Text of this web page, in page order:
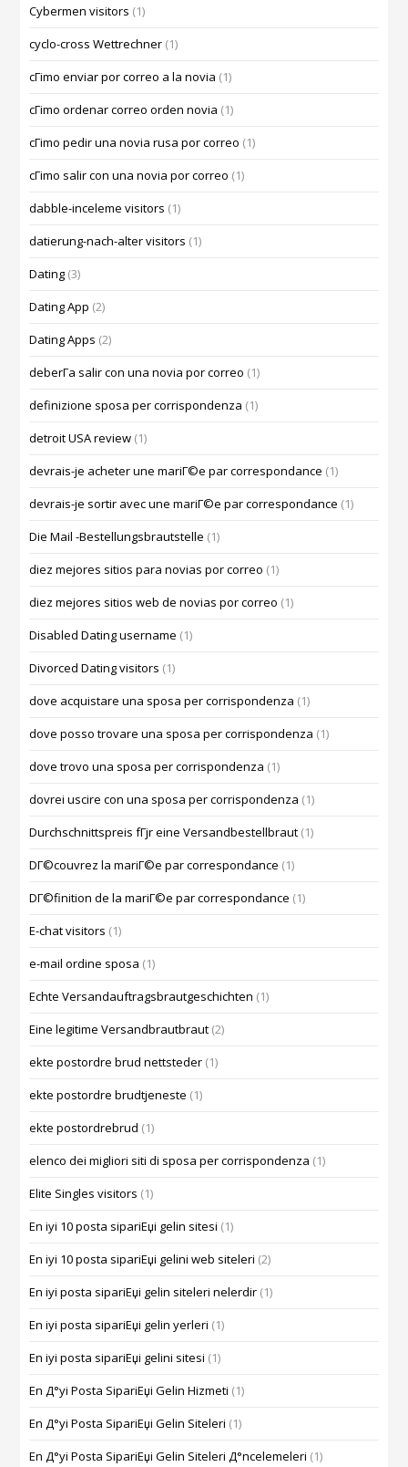
Cybermen visitors (1)
cyclo-cross Wettrechner (1)
cГіmo enviar por correo a la novia (1)
cГіmo ordenar correo orden novia (1)
cГіmo pedir una novia rusa por correo (1)
cГіmo salir con una novia por correo (1)
dabble-inceleme visitors (1)
datierung-nach-alter visitors (1)
Dating (3)
Dating App (2)
Dating Apps (2)
deberГ­a salir con una novia por correo (1)
definizione sposa per corrispondenza (1)
detroit USA review (1)
devrais-je acheter une mariГ©e par correspondance (1)
devrais-je sortir avec une mariГ©e par correspondance (1)
Die Mail -Bestellungsbrautstelle (1)
diez mejores sitios para novias por correo (1)
diez mejores sitios web de novias por correo (1)
Disabled Dating username (1)
Divorced Dating visitors (1)
dove acquistare una sposa per corrispondenza (1)
dove posso trovare una sposa per corrispondenza (1)
dove trovo una sposa per corrispondenza (1)
dovrei uscire con una sposa per corrispondenza (1)
Durchschnittspreis fГјr eine Versandbestellbraut (1)
DГ©couvrez la mariГ©e par correspondance (1)
DГ©finition de la mariГ©e par correspondance (1)
E-chat visitors (1)
e-mail ordine sposa (1)
Echte Versandauftragsbrautgeschichten (1)
Eine legitime Versandbrautbraut (2)
ekte postordre brud nettsteder (1)
ekte postordre brudtjeneste (1)
ekte postordrebrud (1)
elenco dei migliori siti di sposa per corrispondenza (1)
Elite Singles visitors (1)
En iyi 10 posta sipariЕџi gelin sitesi (1)
En iyi 10 posta sipariЕџi gelini web siteleri (2)
En iyi posta sipariЕџi gelin siteleri nelerdir (1)
En iyi posta sipariЕџi gelin yerleri (1)
En iyi posta sipariЕџi gelini sitesi (1)
En Д°yi Posta SipariЕџi Gelin Hizmeti (1)
En Д°yi Posta SipariЕџi Gelin Siteleri (1)
En Д°yi Posta SipariЕџi Gelin Siteleri Д°ncelemeleri (1)